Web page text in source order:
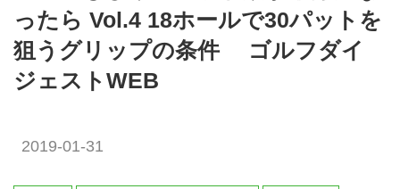
ったら Vol.4 18ホールで30パットを
狙うグリップの条件 ゴルフダイ
ジェストWEB
2019-01-31